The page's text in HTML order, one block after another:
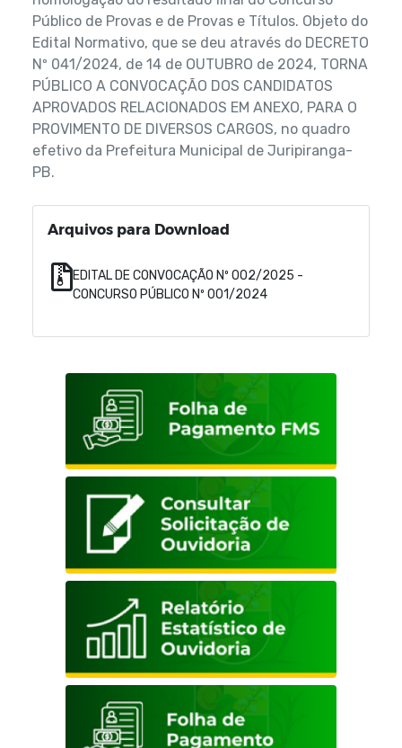
Público de Provas e de Provas e Títulos. Objeto do
Edital Normativo, que se deu através do DECRETO
Nº 041/2024, de 14 de OUTUBRO de 2024, TORNA
PÚBLICO A CONVOCAÇÃO DOS CANDIDATOS
APROVADOS RELACIONADOS EM ANEXO, PARA O
PROVIMENTO DE DIVERSOS CARGOS, no quadro
efetivo da Prefeitura Municipal de Juripiranga-
PB.
Arquivos para Download
EDITAL DE CONVOCAÇÃO Nº 002/2025 -
CONCURSO PÚBLICO Nº 001/2024